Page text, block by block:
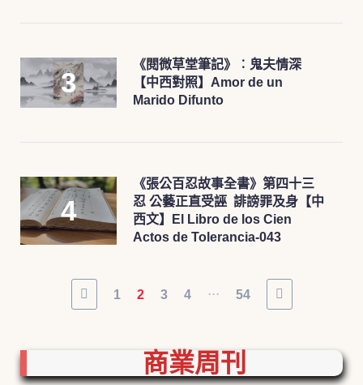
《閱微草堂筆記》︰鬼夫情深
【中西對照】Amor de un
Marido Difunto
《張公百忍故事全書》第四十三
忍 公藝正直受誣 誹謗罪及身【中
西文】El Libro de los Cien
Actos de Tolerancia-043
1 2 3 4 ... 54
商業周刊